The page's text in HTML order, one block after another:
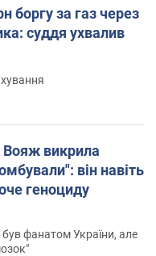
боргу за газ через
суддя ухвалив
Вояж викрила
він навіть
геноциду
фанатом України, але